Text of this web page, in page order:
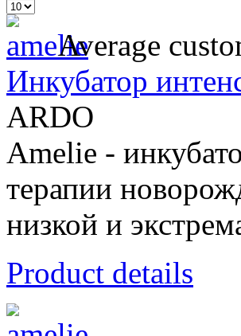
Average
Инкубатор
ARDO
Amelie -
терапии
низкой и
Product details